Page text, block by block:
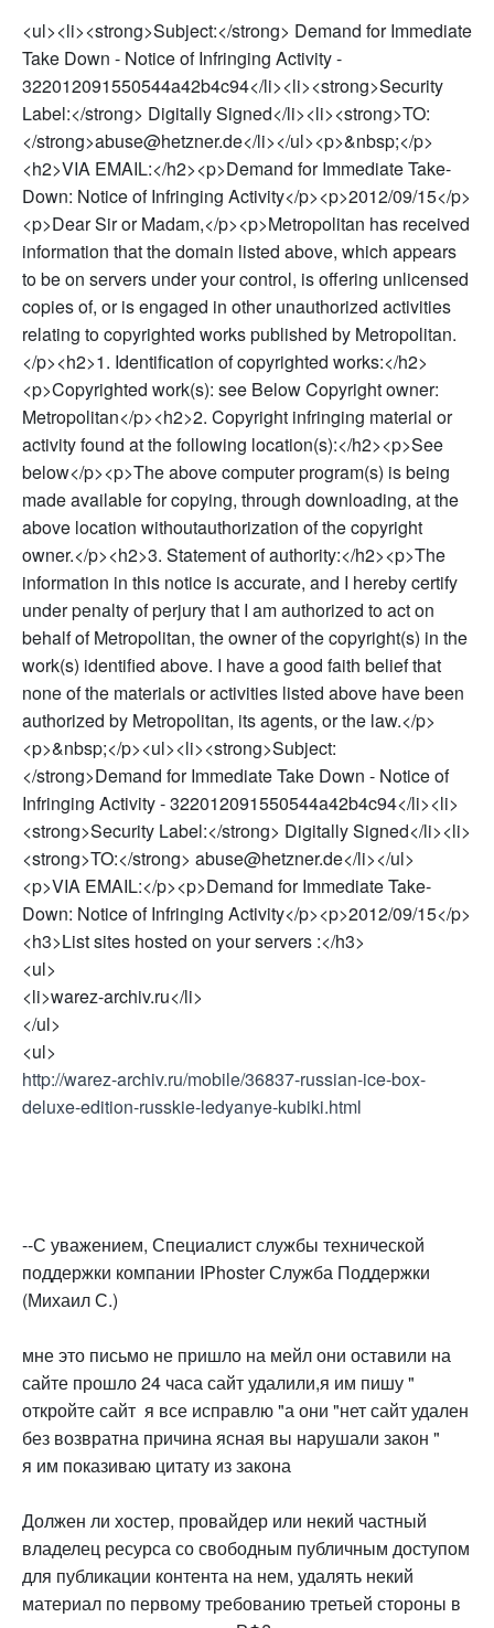
<ul><li><strong>Subject:</strong> Demand for Immediate
Take Down - Notice of Infringing Activity -
322012091550544a42b4c94</li><li><strong>Security
Label:</strong> Digitally Signed</li><li><strong>TO:
</strong>abuse@hetzner.de</li></ul><p>&nbsp;</p>
<h2>VIA EMAIL:</h2><p>Demand for Immediate Take-
Down: Notice of Infringing Activity</p><p>2012/09/15</p>
<p>Dear Sir or Madam,</p><p>Metropolitan has received
information that the domain listed above, which appears
to be on servers under your control, is offering unlicensed
copies of, or is engaged in other unauthorized activities
relating to copyrighted works published by Metropolitan.
</p><h2>1. Identification of copyrighted works:</h2>
<p>Copyrighted work(s): see Below Copyright owner:
Metropolitan</p><h2>2. Copyright infringing material or
activity found at the following location(s):</h2><p>See
below</p><p>The above computer program(s) is being
made available for copying, through downloading, at the
above location withoutauthorization of the copyright
owner.</p><h2>3. Statement of authority:</h2><p>The
information in this notice is accurate, and I hereby certify
under penalty of perjury that I am authorized to act on
behalf of Metropolitan, the owner of the copyright(s) in the
work(s) identified above. I have a good faith belief that
none of the materials or activities listed above have been
authorized by Metropolitan, its agents, or the law.</p>
<p>&nbsp;</p><ul><li><strong>Subject:
</strong>Demand for Immediate Take Down - Notice of
Infringing Activity - 322012091550544a42b4c94</li><li>
<strong>Security Label:</strong> Digitally Signed</li><li>
<strong>TO:</strong> abuse@hetzner.de</li></ul>
<p>VIA EMAIL:</p><p>Demand for Immediate Take-
Down: Notice of Infringing Activity</p><p>2012/09/15</p>
<h3>List sites hosted on your servers :</h3>
<ul>
<li>warez-archiv.ru</li>
</ul>
<ul>
http://warez-archiv.ru/mobile/36837-russian-ice-box-
deluxe-edition-russkie-ledyanye-kubiki.html
--С уважением, Специалист службы технической
поддержки компании IPhoster Служба Поддержки
(Михаил С.)
мне это письмо не пришло на мейл они оставили на
сайте прошло 24 часа сайт удалили,я им пишу "
откройте сайт я все исправлю "а они "нет сайт удален
без возвратна причина ясная вы нарушали закон "
я им показиваю цитату из закона
Должен ли хостер, провайдер или некий частный
владелец ресурса со свободным публичным доступом
для публикации контента на нем, удалять некий
материал по первому требованию третьей стороны в